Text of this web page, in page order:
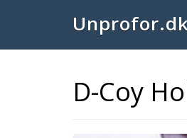
D-Coy